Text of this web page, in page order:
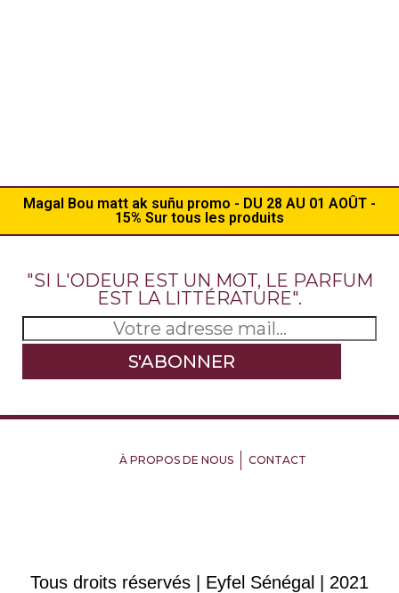
Magal Bou matt ak suñu promo - DU 28 AU 01 AOÛT -
15% Sur tous les produits
"SI L'ODEUR EST UN MOT, LE PARFUM
EST LA LITTÉRATURE".
À PROPOS DE NOUS CONTACT
Tous droits réservés | Eyfel Sénégal | 2021